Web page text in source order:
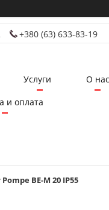
+380 (63) 633-83-19
Услуги
О нас
и оплата
BE-M 20 IP55